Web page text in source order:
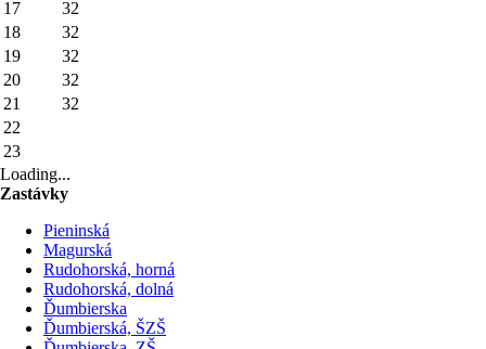
17
32
18
32
19
32
20
32
21
32
22
23
Loading...
Zastávky
Pieninská
Magurská
Rudohorská, horná
Rudohorská, dolná
Ďumbierska
Ďumbierská, ŠZŠ